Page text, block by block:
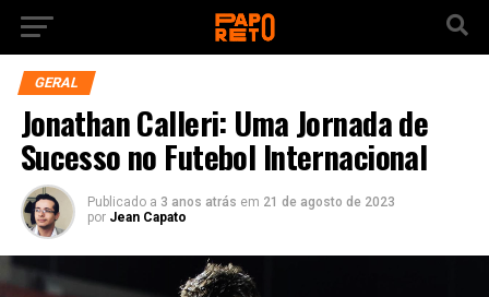
GERAL
Jonathan Calleri: Uma Jornada de
Sucesso no Futebol Internacional
Publicado a 3 anos atrás em 21 de agosto de 2023
por Jean Capato